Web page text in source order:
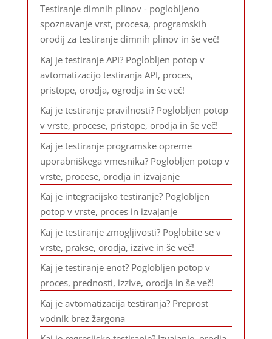
Testiranje dimnih plinov - poglobljeno
spoznavanje vrst, procesa, programskih
orodij za testiranje dimnih plinov in še več!
Kaj je testiranje API? Poglobljen potop v
avtomatizacijo testiranja API, proces,
pristope, orodja, ogrodja in še več!
Kaj je testiranje pravilnosti? Poglobljen potop
v vrste, procese, pristope, orodja in še več!
Kaj je testiranje programske opreme
uporabniškega vmesnika? Poglobljen potop v
vrste, procese, orodja in izvajanje
Kaj je integracijsko testiranje? Poglobljen
potop v vrste, proces in izvajanje
Kaj je testiranje zmogljivosti? Poglobite se v
vrste, prakse, orodja, izzive in še več!
Kaj je testiranje enot? Poglobljen potop v
proces, prednosti, izzive, orodja in še več!
Kaj je avtomatizacija testiranja? Preprost
vodnik brez žargona